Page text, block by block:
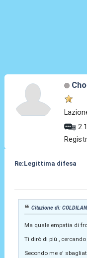
Re:Legittima difesa
Citazione di:
Ma quale empatia di
Ti dirò di più ,
Secondo me e'